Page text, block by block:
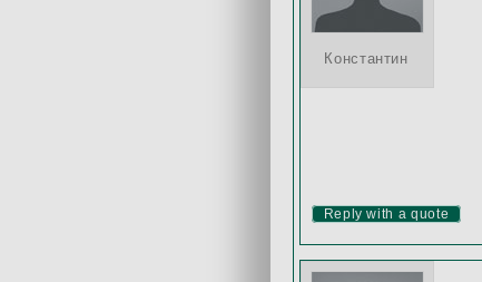
Константин
Reply with a quote